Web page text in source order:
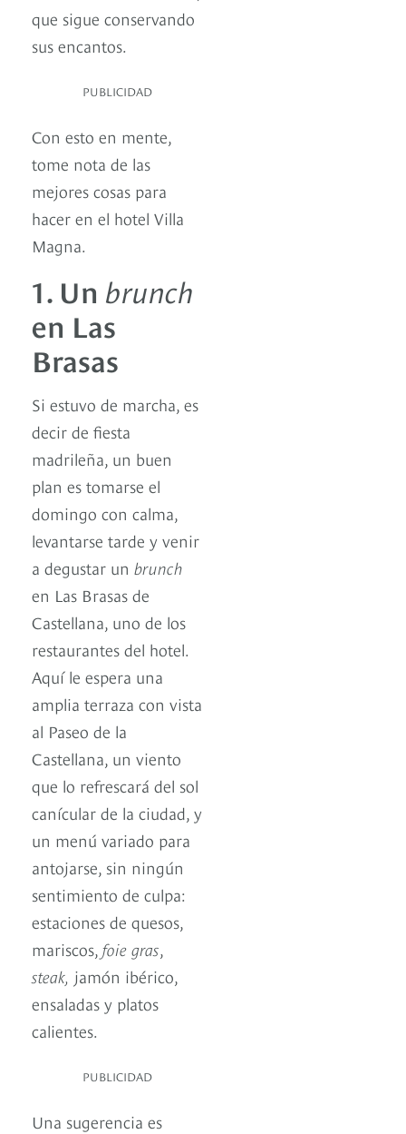
que sigue conservando
sus encantos.
PUBLICIDAD
Con esto en mente,
tome nota de las
mejores cosas para
hacer en el hotel Villa
Magna.
1. Un brunch
en Las
Brasas
Si estuvo de marcha, es
decir de fiesta
madrileña, un buen
plan es tomarse el
domingo con calma,
levantarse tarde y venir
a degustar un brunch
en Las Brasas de
Castellana, uno de los
restaurantes del hotel.
Aquí le espera una
amplia terraza con vista
al Paseo de la
Castellana, un viento
que lo refrescará del sol
canícular de la ciudad, y
un menú variado para
antojarse, sin ningún
sentimiento de culpa:
estaciones de quesos,
mariscos, foie gras,
steak, jamón ibérico,
ensaladas y platos
calientes.
PUBLICIDAD
Una sugerencia es